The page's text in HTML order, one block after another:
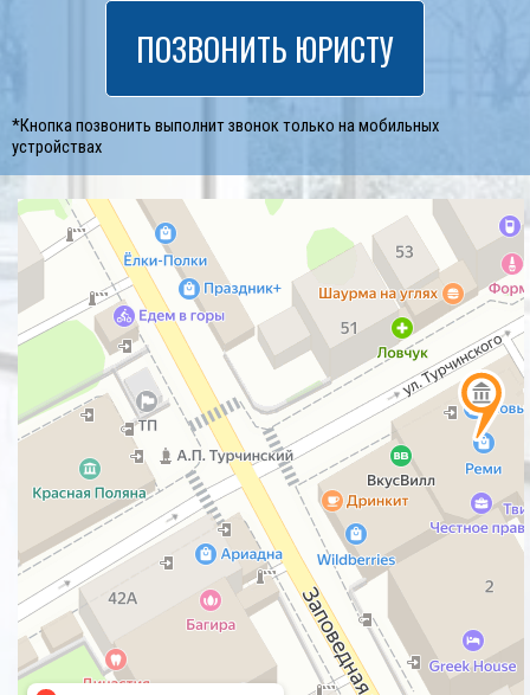
ПОЗВОНИТЬ ЮРИСТУ
*Кнопка позвонить выполнит звонок только на мобильных
устройствах